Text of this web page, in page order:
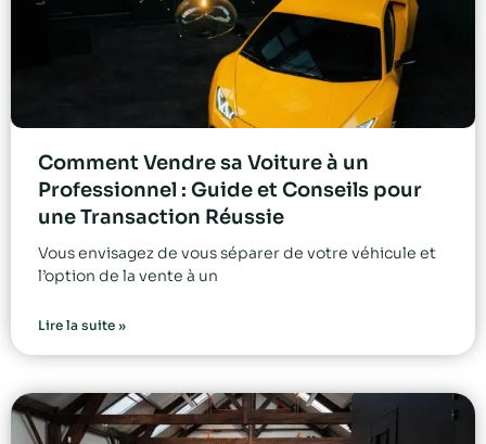
Comment Vendre sa Voiture à un
Professionnel : Guide et Conseils pour
une Transaction Réussie
Vous envisagez de vous séparer de votre véhicule et
l’option de la vente à un
Lire la suite »